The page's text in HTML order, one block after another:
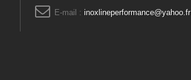
E-mail : inoxlineperformance@yahoo.fr